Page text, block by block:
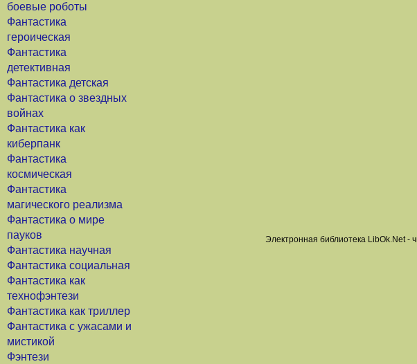
боевые роботы
Фантастика
героическая
Фантастика
детективная
Фантастика детская
Фантастика о звездных
войнах
Фантастика как
киберпанк
Фантастика
космическая
Фантастика
магического реализма
Фантастика о мире
пауков
Фантастика научная
Фантастика социальная
Фантастика как
технофэнтези
Фантастика как триллер
Фантастика с ужасами и
мистикой
Фэнтези
Электронная библиотека LibOk.Net -